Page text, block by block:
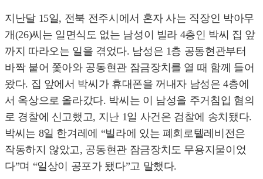
지난달 15일, 전북 전주시에서 혼자 사는 직장인 박아무
개(26)씨는 일면식도 없는 남성이 빌라 4층인 박씨 집 앞
까지 따라오는 일을 겪었다. 남성은 1층 공동현관부터
바짝 붙어 쫓아와 공동현관 잠금장치를 열 때 함께 들어
왔다. 집 앞에서 박씨가 휴대폰을 꺼내자 남성은 4층에
서 옥상으로 올라갔다. 박씨는 이 남성을 주거침입 혐의
로 경찰에 신고했고, 지난 1일 사건은 검찰에 송치됐다.
박씨는 8일 한겨레에 “빌라에 있는 폐회로텔레비전은
작동하지 않았고, 공동현관 잠금장치도 무용지물이었
다”며 “일상이 공포가 됐다”고 말했다.